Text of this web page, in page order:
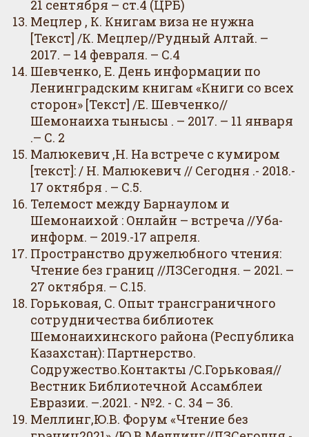
21 сентября – ст.4 (ЦРБ)
Мецлер , К. Книгам виза не нужна
[Текст] /К. Мецлер//Рудный Алтай. –
2017. – 14 февраля. – С.4
Шевченко, Е. День информации по
Ленинградским книгам «Книги со всех
сторон» [Текст] /Е. Шевченко//
Шемонаиха тынысы . – 2017. – 11 января
.– С. 2
Малюкевич ,Н. На встрече с кумиром
[текст]: / Н. Малюкевич // Сегодня .- 2018.-
17 октября . – С.5.
Телемост между Барнаулом и
Шемонаихой : Онлайн – встреча //Уба-
информ. – 2019.-17 апреля.
Пространство дружелюбного чтения:
Чтение без границ //ЛЗСегодня. – 2021. –
27 октября. – С.15.
Горьковая, С. Опыт трансграничного
сотрудничества библиотек
Шемонаихинского района (Республика
Казахстан): Партнерство.
Содружество.Контакты /С.Горьковая//
Вестник Библиотечной Ассамблеи
Евразии. –.2021. - №2. - С. 34 – 36.
Меллинг,Ю.В. Форум «Чтение без